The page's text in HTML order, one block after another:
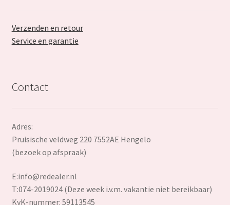
Verzenden en retour
Service en garantie
Contact
Adres:
Pruisische veldweg 220 7552AE Hengelo
(bezoek op afspraak)
E:info@redealer.nl
T:074-2019024 (Deze week i.v.m. vakantie niet bereikbaar)
KvK-nummer: 59113545